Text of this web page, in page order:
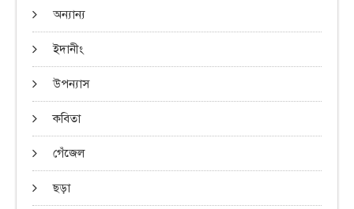
অন্যান্য
ইদানীং
উপন্যাস
কবিতা
গেঁজেল
ছড়া